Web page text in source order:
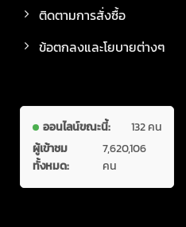
ติดตามการสั่งซื้อ
ข้อตกลงและโยบายต่างๆ
ออนไลน์ขณะนี้:
132 คน
ผู้เข้าชม
ทั้งหมด:
7,620,106
คน